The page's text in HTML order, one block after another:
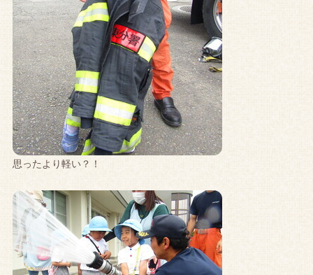
思ったより軽い？！